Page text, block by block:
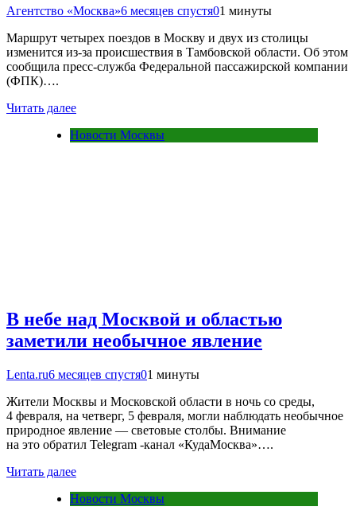
Агентство «Москва»6 месяцев спустя01 минуты
Маршрут четырех поездов в Москву и двух из столицы
изменится из-за происшествия в Тамбовской области. Об этом
сообщила пресс-служба Федеральной пассажирской компании
(ФПК)….
Читать далее
Новости Москвы
В небе над Москвой и областью
заметили необычное явление
Lenta.ru6 месяцев спустя01 минуты
Жители Москвы и Московской области в ночь со среды,
4 февраля, на четверг, 5 февраля, могли наблюдать необычное
природное явление — световые столбы. Внимание
на это обратил Telegram -канал «КудаМосква»….
Читать далее
Новости Москвы